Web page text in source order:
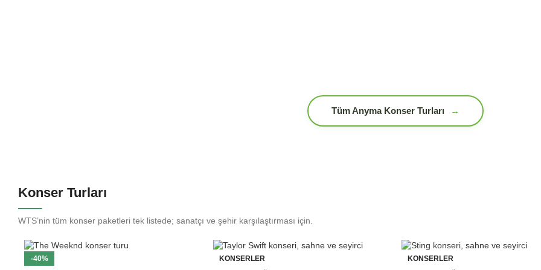
Tüm Anyma Konser Turları →
Konser Turları
WTS’nin tüm konser paketleri tek listede; sanatçı ve şehir karşılaştırması için.
-40%
KONSERLER
KONSERLER